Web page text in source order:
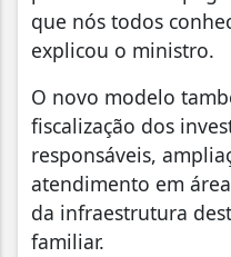
que nós todos
explicou o ministro.
O novo modelo
fiscalização dos
responsáveis,
atendimento em
da infraestrutura
familiar.